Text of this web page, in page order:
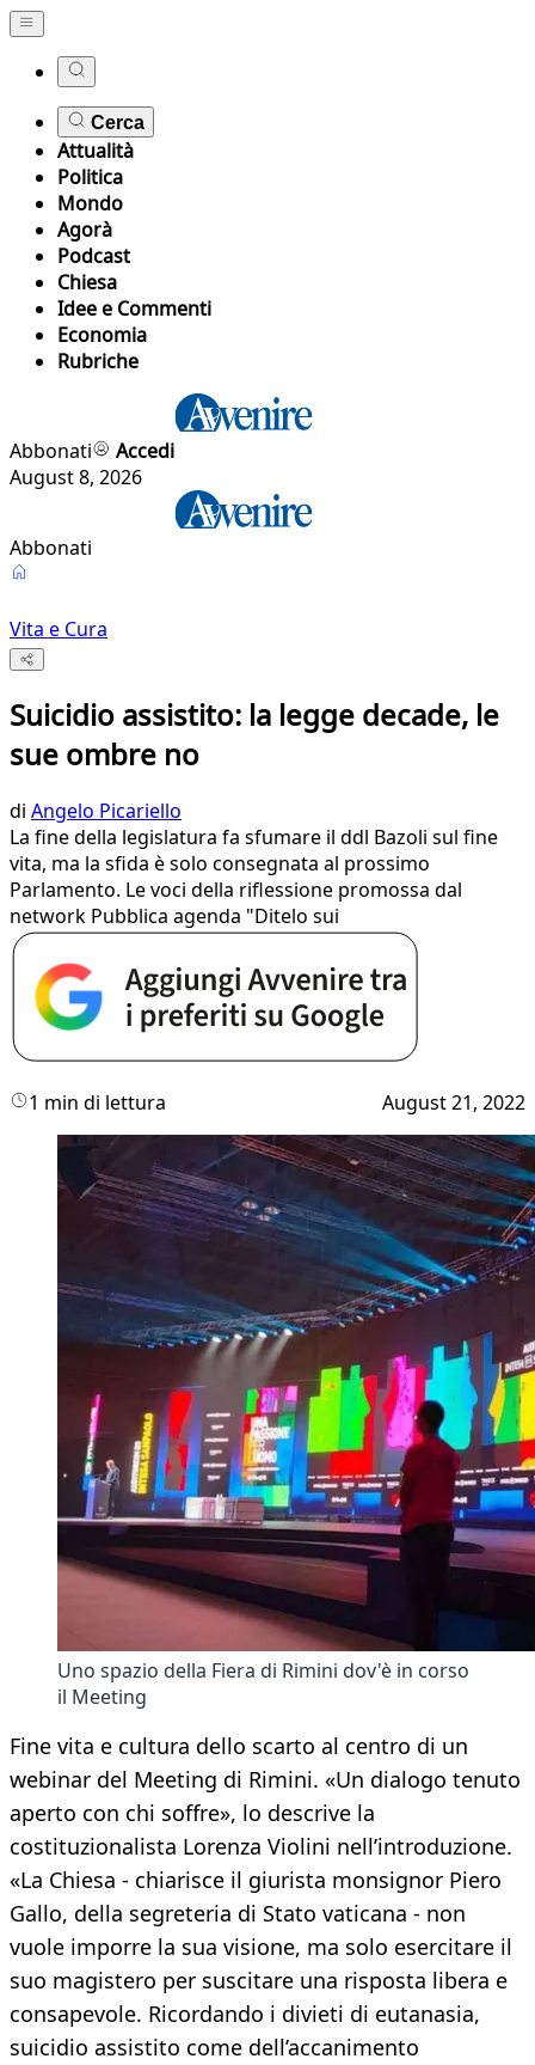
Cerca
Attualità
Politica
Mondo
Agorà
Podcast
Chiesa
Idee e Commenti
Economia
Rubriche
Abbonati
Accedi
August 8, 2026
Abbonati
Vita e Cura
Suicidio assistito: la legge decade, le
sue ombre no
di Angelo Picariello
La fine della legislatura fa sfumare il ddl Bazoli sul fine
vita, ma la sfida è solo consegnata al prossimo
Parlamento. Le voci della riflessione promossa dal
network Pubblica agenda "Ditelo sui
1 min di lettura August 21, 2022
Uno spazio della Fiera di Rimini dov'è in corso
il Meeting
Fine vita e cultura dello scarto al centro di un
webinar del Meeting di Rimini. «Un dialogo tenuto
aperto con chi soffre», lo descrive la
costituzionalista Lorenza Violini nell’introduzione.
«La Chiesa - chiarisce il giurista monsignor Piero
Gallo, della segreteria di Stato vaticana - non
vuole imporre la sua visione, ma solo esercitare il
suo magistero per suscitare una risposta libera e
consapevole. Ricordando i divieti di eutanasia,
suicidio assistito come dell’accanimento